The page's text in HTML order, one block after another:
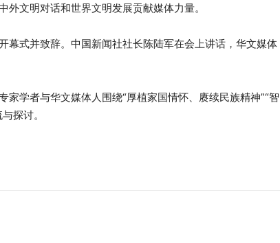
文明对话和世界文明发展贡献媒体力量。
幕式并致辞。中国新闻社社长陈陆军在会上讲话，华文媒体
学者与华文媒体人围绕“厚植家国情怀、赓续民族精神”“智
探讨。